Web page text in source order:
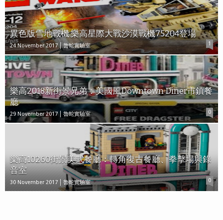
異色版雪地戰機 樂高星際大戰沙漠戰機75204登場
24 November 2017 魯蛇實驗室 1
樂高2018新街景兄弟：美國風Downtown Diner市鎮餐
廳
29 November 2017 魯蛇實驗室 0
樂高10260街景美式餐廳：轉角復古餐廳、拳擊場與錄
音室
30 November 2017 魯蛇實驗室 0